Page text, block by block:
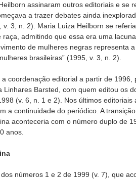
assinaram outros editoriais e se
a trazer debates ainda
v. 3, n. 2). Maria Luiza Heilborn se
admitindo que essa era uma
de mulheres negras representa
brasileiras” (1995, v. 3, n. 2).
coordenação editorial a partir de 1996,
Linhares Barsted, com quem editou os
(v. 6, n. 1 e 2). Nos últimos
a continuidade do periódico. A
aconteceria com o número duplo de
anos.
números 1 e 2 de 1999 (v. 7), que